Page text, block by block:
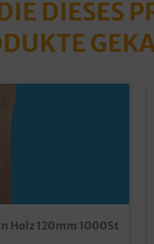
DIESES
Holz 120mm 1000St